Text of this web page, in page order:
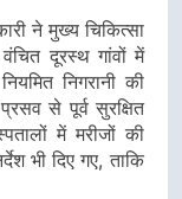
ने मुख्य चिकित्सा
दूरस्थ गांवों में
निगरानी की
से पूर्व सुरक्षित
में मरीजों की
भी दिए गए, ताकि